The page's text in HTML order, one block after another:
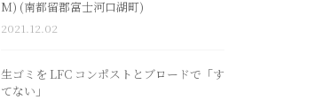
M) (南都留郡富士河口湖町)
2021.12.02
生ゴミを LFC コンポストとブロードで「す
てない」